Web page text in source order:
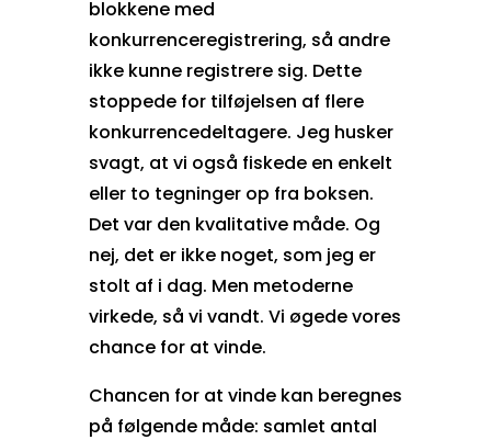
blokkene med
konkurrenceregistrering, så andre
ikke kunne registrere sig. Dette
stoppede for tilføjelsen af flere
konkurrencedeltagere. Jeg husker
svagt, at vi også fiskede en enkelt
eller to tegninger op fra boksen.
Det var den kvalitative måde. Og
nej, det er ikke noget, som jeg er
stolt af i dag. Men metoderne
virkede, så vi vandt. Vi øgede vores
chance for at vinde.
Chancen for at vinde kan beregnes
på følgende måde: samlet antal